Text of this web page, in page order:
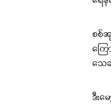
စစ်
ကြ
သေ
ဒီး